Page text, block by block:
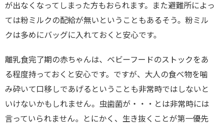
が出なくなってしまった方もおられます。また避難所によっ
ては粉ミルクの配給が無いということもあるそう。粉ミル
クは多めにバッグに入れておくと安心です。
離乳食完了期の赤ちゃんは、ベビーフードのストックをあ
る程度持っておくと安心です。ですが、大人の食べ物を噛
み砕いて口移しであげるということも非常時ではしないと
いけないかもしれません。虫歯菌が・・・とは非常時には
言っていられません。とにかく、生き抜くことが第一優先